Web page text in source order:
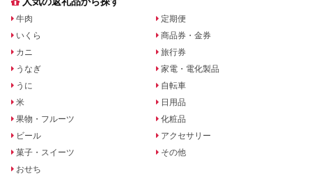
牛肉
いくら
カニ
うなぎ
うに
米
果物・フルーツ
ビール
菓子・スイーツ
おせち
定期便
商品券・金券
旅行券
家電・電化製品
自転車
日用品
化粧品
アクセサリー
その他